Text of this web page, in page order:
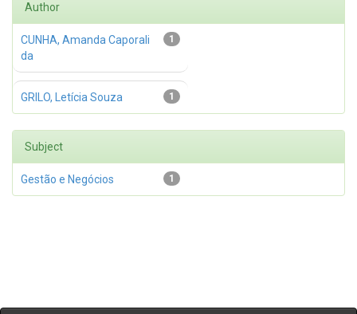
Author
1
CUNHA, Amanda Caporali
da
1
GRILO, Letícia Souza
Subject
1
Gestão e Negócios